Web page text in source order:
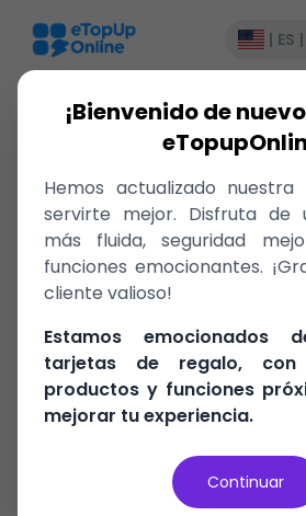
| ES |
Registrarse
Dirección de Correo
Contraseña
Confirmar Contraseña
Las contraseñas deben incluir al
¡Bienvenido de
Hemos actualizado
servirte mejor. Disfruta de
más fluida, seguridad
funciones emocionantes.
cliente valioso!
Estamos emocionados
tarjetas de regalo, con
productos y funciones
mejorar tu experiencia.
Continuar